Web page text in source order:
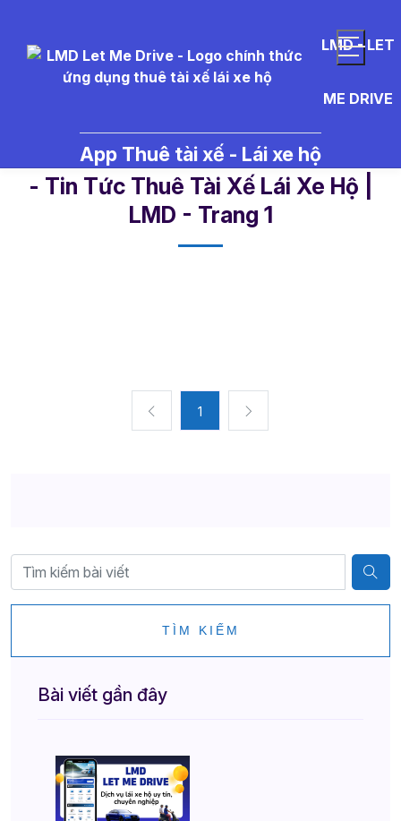
LMD - LET
ME DRIVE
App Thuê tài xế - Lái xe hộ
- Tin Tức Thuê Tài Xế Lái Xe Hộ |
LMD - Trang 1​
1
TÌM KIẾM
Bài viết gần đây